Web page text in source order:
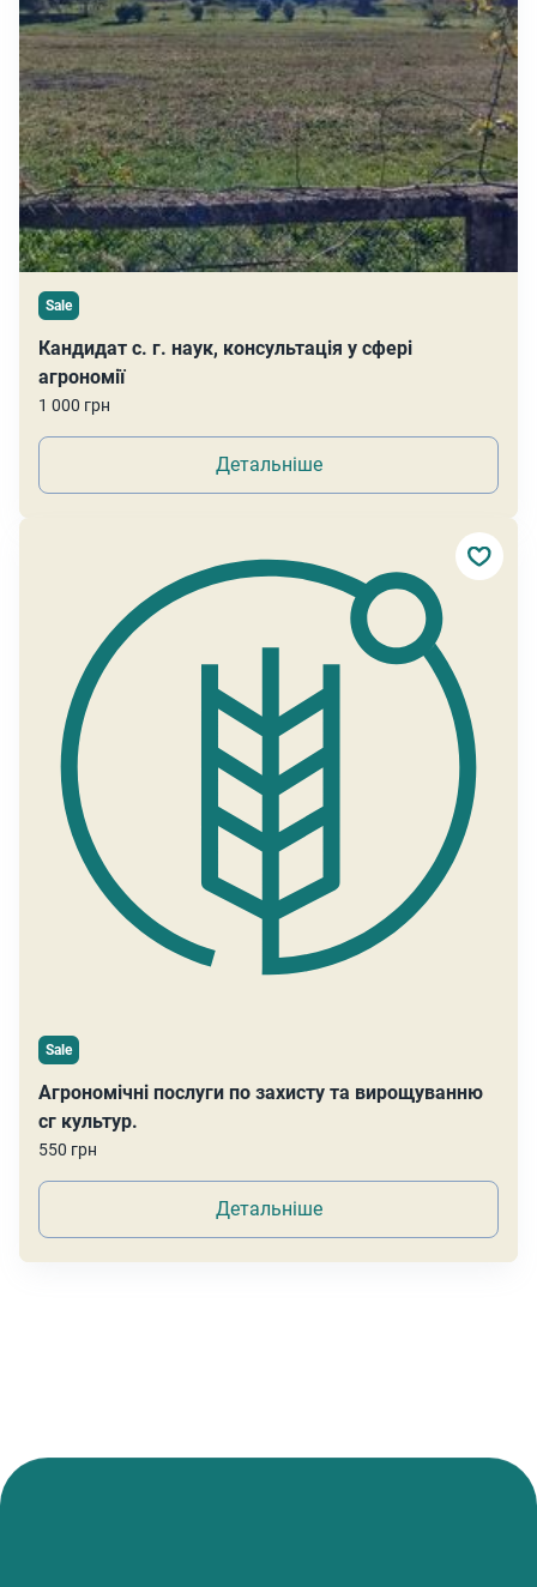
Sale
Кандидат с. г. наук, консультація у сфері
агрономії
1 000 грн
Детальніше
Sale
Агрономічні послуги по захисту та вирощуванню
сг культур.
550 грн
Детальніше